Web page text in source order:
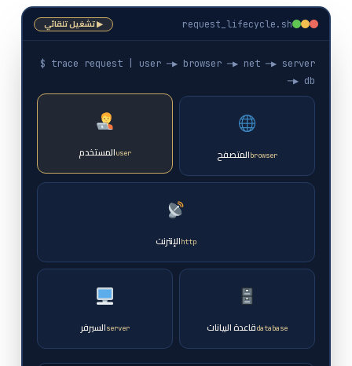
request_lifecycle.sh ▶ تشغيل تلقائي
$ trace request | user ─▶ browser ─▶ net ─▶ server
─▶ db
المستخدمuser المتصفحbrowser
الإنترنتhttp
السيرفرserver قاعدة البياناتdatabase